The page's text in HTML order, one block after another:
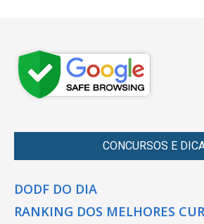
CONCURSOS E
DODF DO DIA
RANKING DOS MELHORES